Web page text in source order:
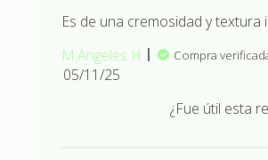
Es de una cremosidad y textura
M.Angeles H.
Compra
Fecha
05/11/25
¿Fue útil esta